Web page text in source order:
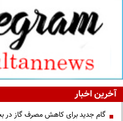
آخرین اخبار
گام جدید برای کاهش مصرف گاز در